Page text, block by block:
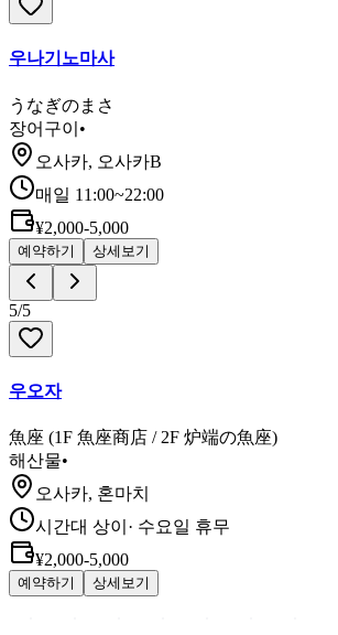
우나기노마사
うなぎのまさ
장어구이 •
오사카, 오사카B
매일 11:00~22:00
¥2,000-5,000
예약하기 상세보기
5/5
우오자
魚座 (1F 魚座商店 / 2F 炉端の魚座)
해산물•
오사카, 혼마치
시간대 상이 · 수요일 휴무
¥2,000-5,000
예약하기 상세보기